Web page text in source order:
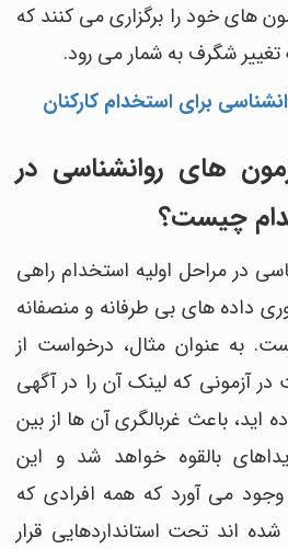
های خود را برگزاری می کنند که
برای استخدام کارکنان
های روانشناسی در
چیست؟
در مراحل اولیه استخدام راهی
داده های بی طرفانه و منصفانه
به عنوان مثال، درخواست از
آزمونی که لینک آن را در آگهی
اید، باعث غربالگری آن ها از بین
بالقوه خواهد شد و این
وجود می آورد که همه افرادی که
اند تحت استانداردهایی قرار